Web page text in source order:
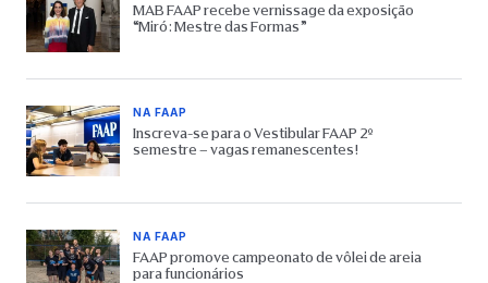
MAB FAAP recebe vernissage da exposição
“Miró: Mestre das Formas”
NA FAAP
Inscreva-se para o Vestibular FAAP 2º
semestre – vagas remanescentes!
NA FAAP
FAAP promove campeonato de vôlei de areia
para funcionários